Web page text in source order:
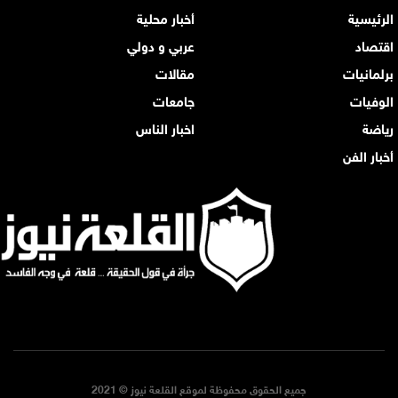
الرئيسية
أخبار محلية
اقتصاد
عربي و دولي
برلمانيات
مقالات
الوفيات
جامعات
رياضة
اخبار الناس
أخبار الفن
جميع الحقوق محفوظة لموقع القلعة نيوز © 2021